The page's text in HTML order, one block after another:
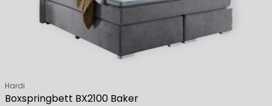
Boxspringbett BX2100 Baker
Verkäufer:
Hardi